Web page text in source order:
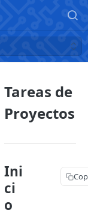
Tareas de
Proyectos
Ini
ci
o